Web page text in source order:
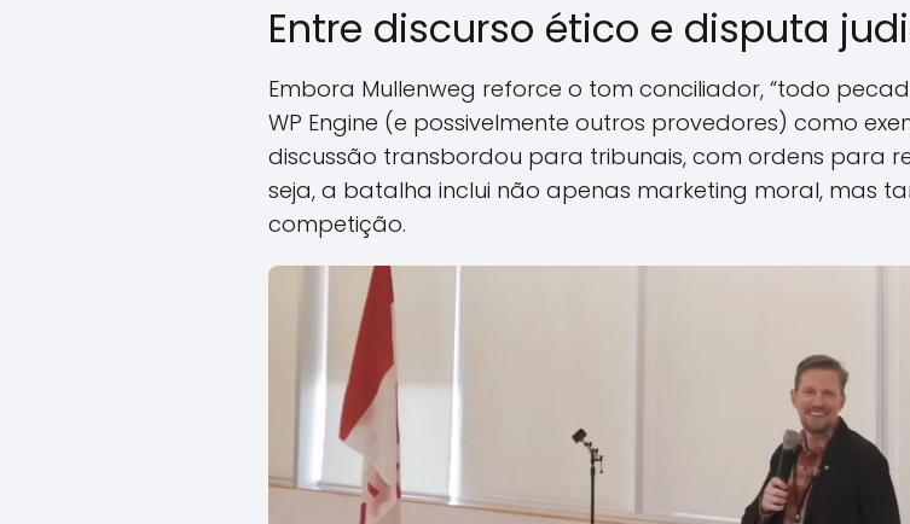
Entre discurso ético e disputa
Embora Mullenweg reforce o tom conciliador, “todo
WP Engine (e possivelmente outros provedores) como
discussão transbordou para tribunais, com ordens para
seja, a batalha inclui não apenas marketing moral, mas
competição.